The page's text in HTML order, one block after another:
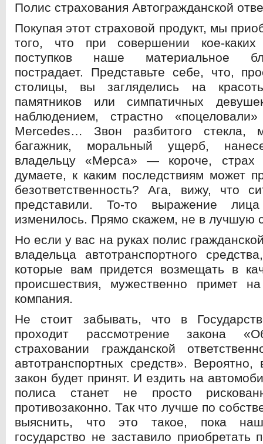
Полис страхования Автогражданской
Покупая этот страховой продукт, мы
того, что при совершении кое-каких
поступков наше материальное
пострадает. Представьте себе, что,
столицы, вы загляделись на
памятников или симпатичных
наблюдением, страстно
Mercedes… Звон разбитого стекла,
багажник, моральный ущерб,
владельцу «Мерса» — короче,
думаете, к каким последствиям может
безответственность? Ага, вижу, что
представили. То-то выражение
изменилось. Прямо скажем, не в лучшую
Но если у вас на руках полис
владельца автотранспортного
которые вам придется возмещать в
происшествия, мужественно примет
компания.
Не стоит забывать, что в
проходит рассмотрение закона
страховании гражданской
автотранспортных средств».
закон будет принят. И ездить на
полиса станет не просто
противозаконно. Так что лучше по
выяснить, что это такое, пока
государство не заставило приобретать